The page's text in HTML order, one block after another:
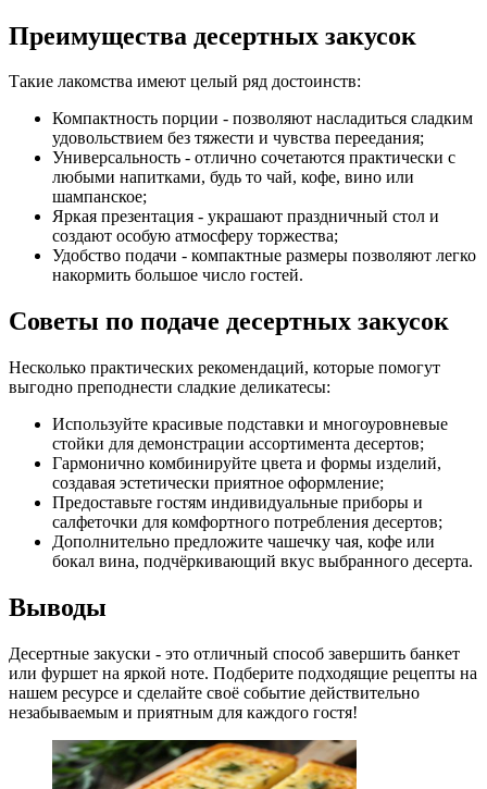
Преимущества десертных закусок
Такие лакомства имеют целый ряд достоинств:
Компактность порции - позволяют насладиться сладким
удовольствием без тяжести и чувства переедания;
Универсальность - отлично сочетаются практически с
любыми напитками, будь то чай, кофе, вино или
шампанское;
Яркая презентация - украшают праздничный стол и
создают особую атмосферу торжества;
Удобство подачи - компактные размеры позволяют легко
накормить большое число гостей.
Советы по подаче десертных закусок
Несколько практических рекомендаций, которые помогут
выгодно преподнести сладкие деликатесы:
Используйте красивые подставки и многоуровневые
стойки для демонстрации ассортимента десертов;
Гармонично комбинируйте цвета и формы изделий,
создавая эстетически приятное оформление;
Предоставьте гостям индивидуальные приборы и
салфеточки для комфортного потребления десертов;
Дополнительно предложите чашечку чая, кофе или
бокал вина, подчёркивающий вкус выбранного десерта.
Выводы
Десертные закуски - это отличный способ завершить банкет
или фуршет на яркой ноте. Подберите подходящие рецепты на
нашем ресурсе и сделайте своё событие действительно
незабываемым и приятным для каждого гостя!